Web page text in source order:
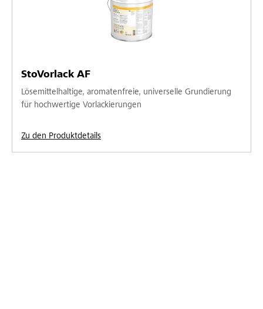
StoVorlack AF
Lösemittelhaltige, aromatenfreie, universelle Grundierung
für hochwertige Vorlackierungen
Zu den Produktdetails